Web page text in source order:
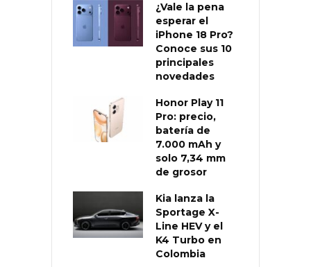
¿Vale la pena
esperar el
iPhone 18 Pro?
Conoce sus 10
principales
novedades
Honor Play 11
Pro: precio,
batería de
7.000 mAh y
solo 7,34 mm
de grosor
Kia lanza la
Sportage X-
Line HEV y el
K4 Turbo en
Colombia